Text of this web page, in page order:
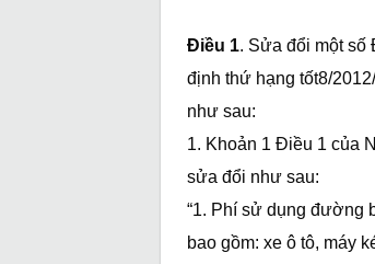
Điều 1. Sửa đổi một số
định thứ hạng tốt8/
như sau:
1. Khoản 1 Điều 1 của
sửa đổi như sau:
“1. Phí sử dụng đường
bao gồm: xe ô tô, máy